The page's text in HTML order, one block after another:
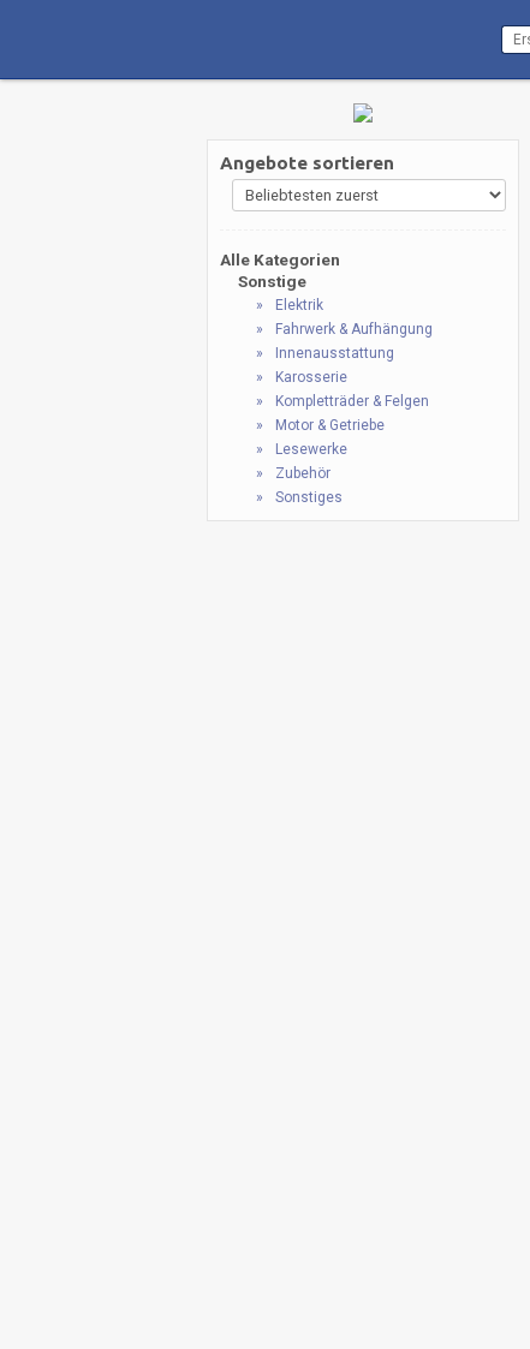
Angebote sortieren
Alle Kategorien
Sonstige
Elektrik
Fahrwerk & Aufhängung
Innenausstattung
Karosserie
Kompletträder & Felgen
Motor & Getriebe
Lesewerke
Zubehör
Sonstiges